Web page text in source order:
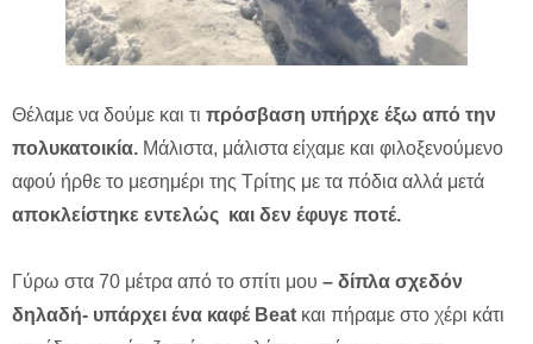
Θέλαμε να δούμε και τι πρόσβαση υπήρχε έξω από την
πολυκατοικία. Μάλιστα, μάλιστα είχαμε και φιλοξενούμενο
αφού ήρθε το μεσημέρι της Τρίτης με τα πόδια αλλά μετά
αποκλείστηκε εντελώς και δεν έφυγε ποτέ.
Γύρω στα 70 μέτρα από το σπίτι μου – δίπλα σχεδόν
δηλαδή- υπάρχει ένα καφέ Beat και πήραμε στο χέρι κάτι